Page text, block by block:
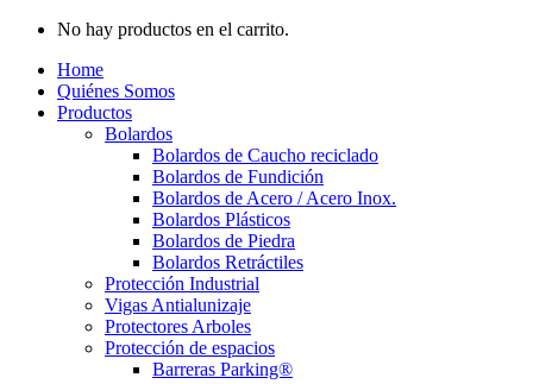
No hay productos en el carrito.
Home
Quiénes Somos
Productos
Bolardos
Bolardos de Caucho reciclado
Bolardos de Fundición
Bolardos de Acero / Acero Inox.
Bolardos Plásticos
Bolardos de Piedra
Bolardos Retráctiles
Protección Industrial
Vigas Antialunizaje
Protectores Arboles
Protección de espacios
Barreras Parking®